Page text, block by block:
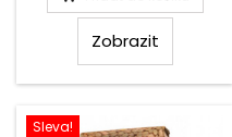
Zobrazit
Sleva!